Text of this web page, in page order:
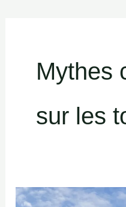
Mythes
sur les
Mythes